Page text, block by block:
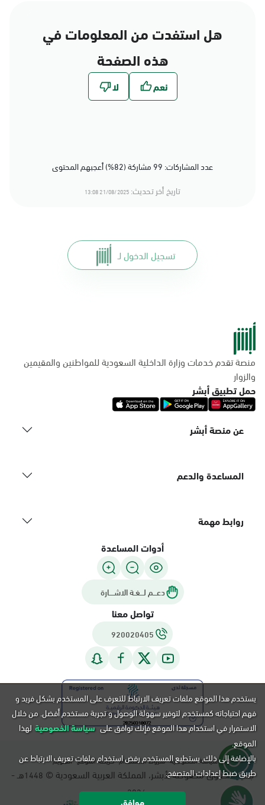
هل استفدت من المعلومات في
هذه الصفحة
عدد المشاركات: 99 مشاركة (82%) أعجبهم المحتوى
تاريخ أخر تحديث: 21/08/2025 13:08
تسجيل الدخول لـ
منصة تقدم خدمات وزارة الداخلية السعودية للمواطنين والمقيمين
والزوار
حمل تطبيق أبشر
عن منصة أبشر
المساعدة والدعم
روابط مهمة
أدوات المساعدة
دعـــم لـــغـة الاشــــارة
تواصل معنا
920020405
سياسة الخصوصية شروط الاستخدام خريطة الموقع التقويم
جميع الحقوق محفوظة لأبشر، المملكة العربية السعودية © 1448هـ -
2026م.
يستخدم هذا الموقع ملفات تعريف الارتباط للتعرف على المستخدم بشكل فريد و
فهم احتياجاته كمستخدم لتوفير سهولة الوصول و تجربة مستخدم أفضل. من خلال
الاستمرار في استخدام هذا الموقع فإنك توافق على سياسة الخصوصية لهذا
الموقع.
بالإضافة إلى ذلك, يستطيع المستخدم رفض استخدام ملفات تعريف الارتباط عن
طريق ضبط إعدادات المتصفح.
موافق